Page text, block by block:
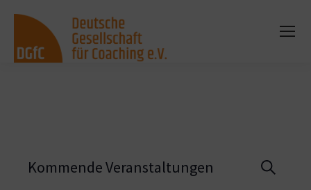
Suche
Kommende Veranstaltungen